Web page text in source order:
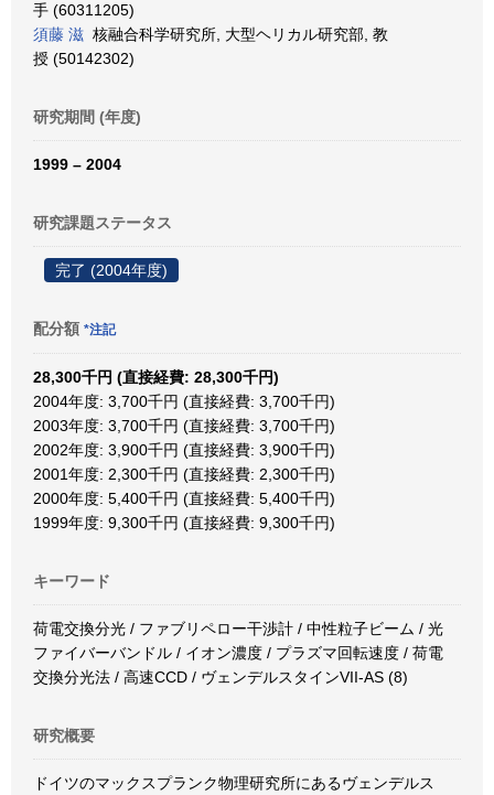
手 (60311205)
須藤 滋 核融合科学研究所, 大型ヘリカル研究部, 教
授 (50142302)
研究期間 (年度)
1999 – 2004
研究課題ステータス
完了 (2004年度)
配分額 *注記
28,300千円 (直接経費: 28,300千円)
2004年度: 3,700千円 (直接経費: 3,700千円)
2003年度: 3,700千円 (直接経費: 3,700千円)
2002年度: 3,900千円 (直接経費: 3,900千円)
2001年度: 2,300千円 (直接経費: 2,300千円)
2000年度: 5,400千円 (直接経費: 5,400千円)
1999年度: 9,300千円 (直接経費: 9,300千円)
キーワード
荷電交換分光 / ファブリペロー干渉計 / 中性粒子ビーム / 光
ファイバーバンドル / イオン濃度 / プラズマ回転速度 / 荷電
交換分光法 / 高速CCD / ヴェンデルスタインVII-AS (8)
研究概要
ドイツのマックスプランク物理研究所にあるヴェンデルス